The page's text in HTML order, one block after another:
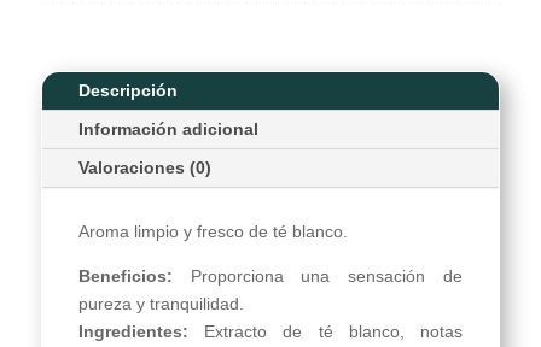
Descripción
Información adicional
Valoraciones (0)
Aroma limpio y fresco de té blanco.
Beneficios: Proporciona una sensación de
pureza y tranquilidad.
Ingredientes: Extracto de té blanco, notas